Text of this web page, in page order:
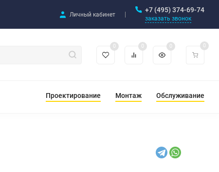
Личный кабинет
+7 (495) 374-69-74
заказать звонок
0 0 0 0
Проектирование Монтаж Обслуживание